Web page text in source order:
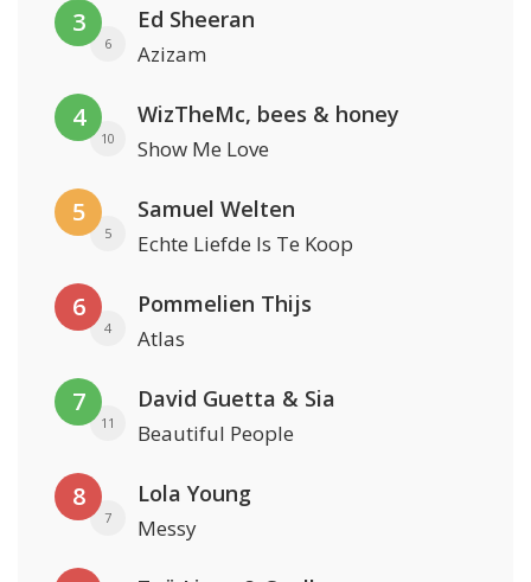
3
6
Ed Sheeran
Azizam
4
10
WizTheMc, bees & honey
Show Me Love
5
5
Samuel Welten
Echte Liefde Is Te Koop
6
4
Pommelien Thijs
Atlas
7
11
David Guetta & Sia
Beautiful People
8
7
Lola Young
Messy